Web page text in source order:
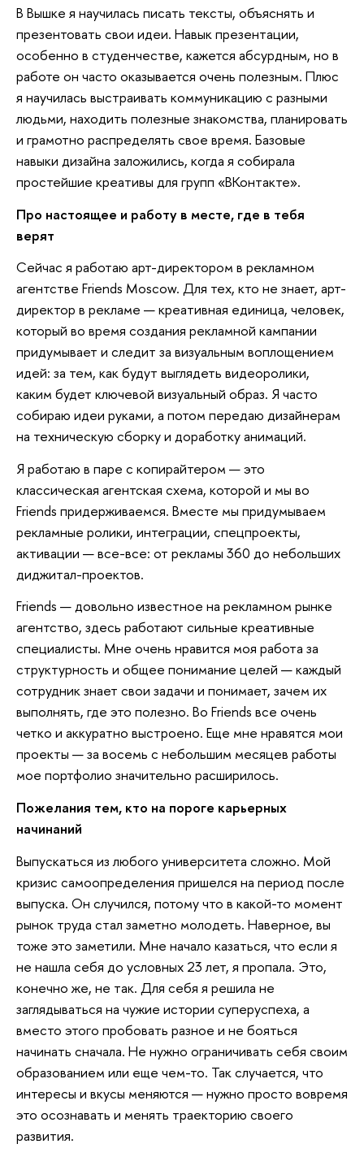
В Вышке я научилась писать тексты, объяснять и
презентовать свои идеи. Навык презентации,
особенно в студенчестве, кажется абсурдным, но в
работе он часто оказывается очень полезным. Плюс
я научилась выстраивать коммуникацию с разными
людьми, находить полезные знакомства, планировать
и грамотно распределять свое время. Базовые
навыки дизайна заложились, когда я собирала
простейшие креативы для групп «ВКонтакте».
Про настоящее и работу в месте, где в тебя
верят
Сейчас я работаю арт-директором в рекламном
агентстве Friends Moscow. Для тех, кто не знает, арт-
директор в рекламе — креативная единица, человек,
который во время создания рекламной кампании
придумывает и следит за визуальным воплощением
идей: за тем, как будут выглядеть видеоролики,
каким будет ключевой визуальный образ. Я часто
собираю идеи руками, а потом передаю дизайнерам
на техническую сборку и доработку анимаций.
Я работаю в паре с копирайтером — это
классическая агентская схема, которой и мы во
Friends придерживаемся. Вместе мы придумываем
рекламные ролики, интеграции, спецпроекты,
активации — все-все: от рекламы 360 до небольших
диджитал-проектов.
Friends — довольно известное на рекламном рынке
агентство, здесь работают сильные креативные
специалисты. Мне очень нравится моя работа за
структурность и общее понимание целей — каждый
сотрудник знает свои задачи и понимает, зачем их
выполнять, где это полезно. Во Friends все очень
четко и аккуратно выстроено. Еще мне нравятся мои
проекты — за восемь с небольшим месяцев работы
мое портфолио значительно расширилось.
Пожелания тем, кто на пороге карьерных
начинаний
Выпускаться из любого университета сложно. Мой
кризис самоопределения пришелся на период после
выпуска. Он случился, потому что в какой-то момент
рынок труда стал заметно молодеть. Наверное, вы
тоже это заметили. Мне начало казаться, что если я
не нашла себя до условных 23 лет, я пропала. Это,
конечно же, не так. Для себя я решила не
заглядываться на чужие истории суперуспеха, а
вместо этого пробовать разное и не бояться
начинать сначала. Не нужно ограничивать себя своим
образованием или еще чем-то. Так случается, что
интересы и вкусы меняются — нужно просто вовремя
это осознавать и менять траекторию своего
развития.